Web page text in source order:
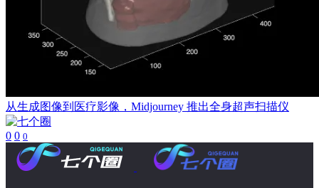
从生成图像到医疗影像，Midjourney 推出全身超声扫描仪
0 0 0